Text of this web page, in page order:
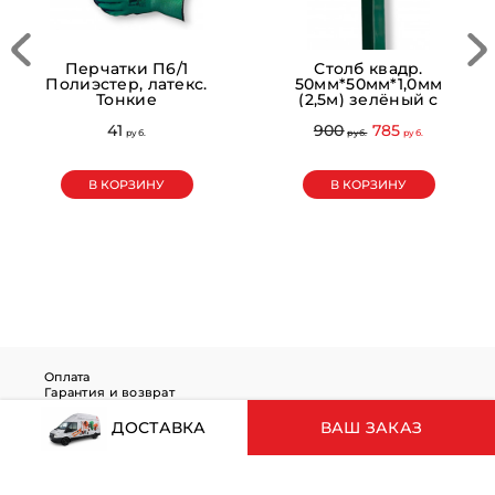
В КОРЗИНУ
Перчатки П6/1
Полиэстер, латекс.
Тонкие
41 pуб.
В КОРЗИНУ
Столб квадр.
50мм*50мм*1,0мм
(2,5м) зелёный с
900 pуб. 785 pуб.
ДОСТАВКА ВАШ ЗАКАЗ
Ваш заказ
Оплата
Гарантия и возврат
Обработка персональных данных
© 2019 - 2026 www.baltrosnab.ru